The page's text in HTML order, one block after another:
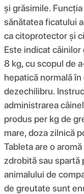
și grăsimile.
sănătatea ficatului
ca citoprotector și
Este indicat
8 kg, cu scopul de
hepatică normală
dezechilibru.
administrarea
produs per kg de
mare, doza zilnică
Tableta are o
zdrobită sau spartă
animalului de
de greutate sunt